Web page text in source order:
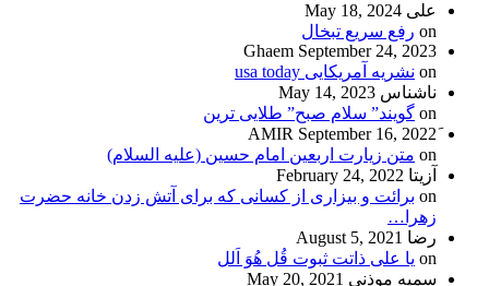
علی May 18, 2024
on رفع سریع تبخال
Ghaem September 24, 2023
on نشریه آمریکایی usa today
ناشناس May 14, 2023
on گویند” سلام صبح” طلایی ترین
September 16, 2022
on متن زیارت اربعین امام حسین (علیه السلام)
آزیتا February 24, 2022
on برائت و بیزاری از کسانی که برای آتش زدن خانه حضرت
زهرا…
رضا August 5, 2021
on یا علی ذاتت ثبوت قُل هُوَ اَلل
سمیه موذنی May 20, 2021